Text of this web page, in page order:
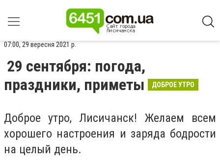
07:00, 29 вересня 2021 р.
29 сентября: погода,
праздники, приметы
ДОБРОЕ УТРО
Доброе утро, Лисичанск! Желаем всем
хорошего настроения и заряда бодрости
на целый день.